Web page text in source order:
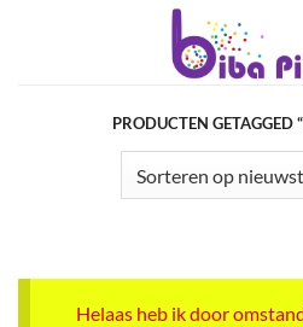
PRODUCTEN GETAGGED
Helaas heb ik door